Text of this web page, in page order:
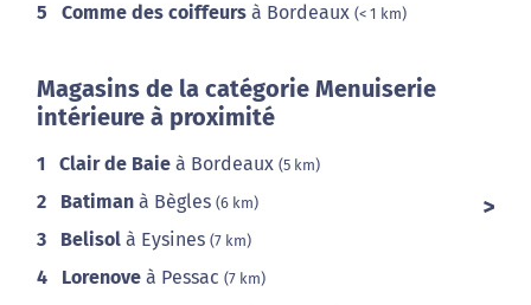
5 Comme des coiffeurs à Bordeaux (< 1 km)
Magasins de la catégorie Menuiserie
intérieure à proximité
1 Clair de Baie à Bordeaux (5 km)
2 Batiman à Bègles (6 km)
3 Belisol à Eysines (7 km)
4 Lorenove à Pessac (7 km)